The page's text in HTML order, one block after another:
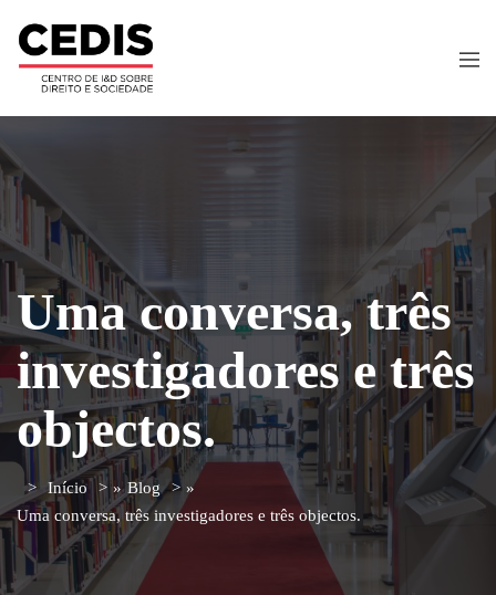
Uma conversa, três
investigadores e três
objectos.
Início » Blog
»
Uma conversa, três investigadores e três objectos.